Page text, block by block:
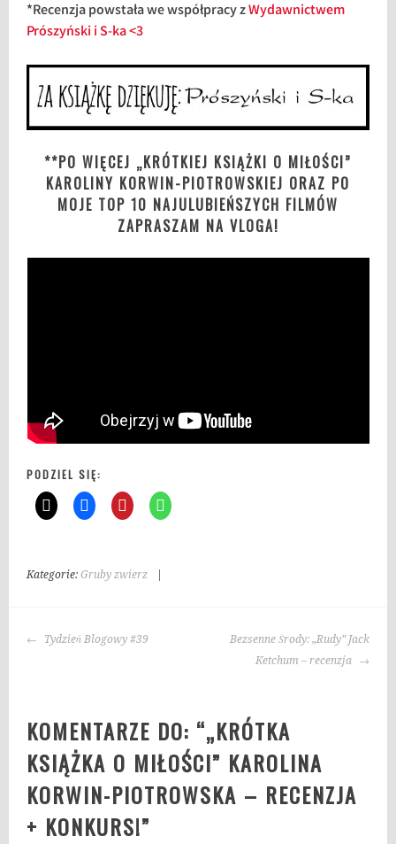
*Recenzja powstała we współpracy zWydawnictwem
Prószyński i S-ka <3
**PO WIĘCEJ „KRÓTKIEJ KSIĄŻKI O MIŁOŚCI”
KAROLINY KORWIN-PIOTROWSKIEJ ORAZ PO
MOJE TOP 10 NAJULUBIEŃSZYCH FILMÓW
ZAPRASZAM NA VLOGA!
PODZIEL SIĘ:
Kategorie:Gruby zwierz
r
l
i
NAWIGACJA
Tydzień Blogowy #39
Bezsenne Środy: „Rudy” Jack
Ketchum – recenzja
KOMENTARZE DO: “„KRÓTKA
KSIĄŻKA O MIŁOŚCI” KAROLINA
KORWIN-PIOTROWSKA – RECENZJA
+ KONKURS!”